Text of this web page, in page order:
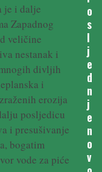
je i dalje
Zapadnog
veličine
nestanak i
divljih
i
erozija
posljedicu
i presušivanje
bogatim
vode za piće
o
s
l
j
e
d
n
j
e
n
o
v